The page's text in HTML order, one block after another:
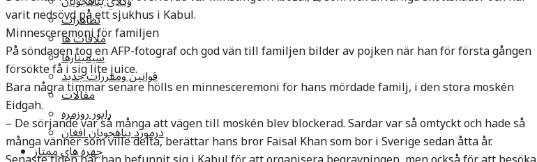
تظاهرات
ملاقات ها
سيمينارها
قوانين ومقررات جديد
مقالات
راپور روزمره
درمورد پناهجويان افغان
چهره های ممتاز
varit nedsövd på ett sjukhus i Kabul.
Minnesceremoni för familjen
På söndagen tog en AFP-fotograf och god vän till familjen bilder av pojken när han för första gången
försökte få i sig lite juice.
Bara några timmar senare hölls en minnesceremoni för hans mördade familj, i den stora moskén
Eidgah.
– De sörjande var så många att vägen till moskén blev blockerad. Sardar var så omtyckt och hade så
många vänner som ville delta, berättar hans bror Faisal Khan som bor i Sverige sedan åtta år.